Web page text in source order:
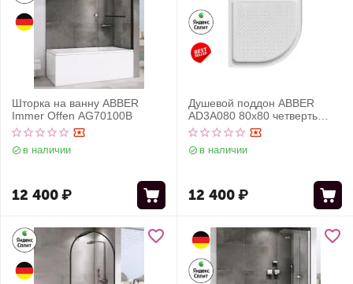
Шторка на ванну ABBER
Immer Offen AG70100B
в наличии
12 400₽
Душевой поддон ABBER
AD3A080 80х80 четверть
круга, акриловый, белый
в наличии
12 400₽